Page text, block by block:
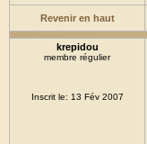
Revenir en haut
krepidou
membre régulier
Inscrit le: 13 Fév 2007